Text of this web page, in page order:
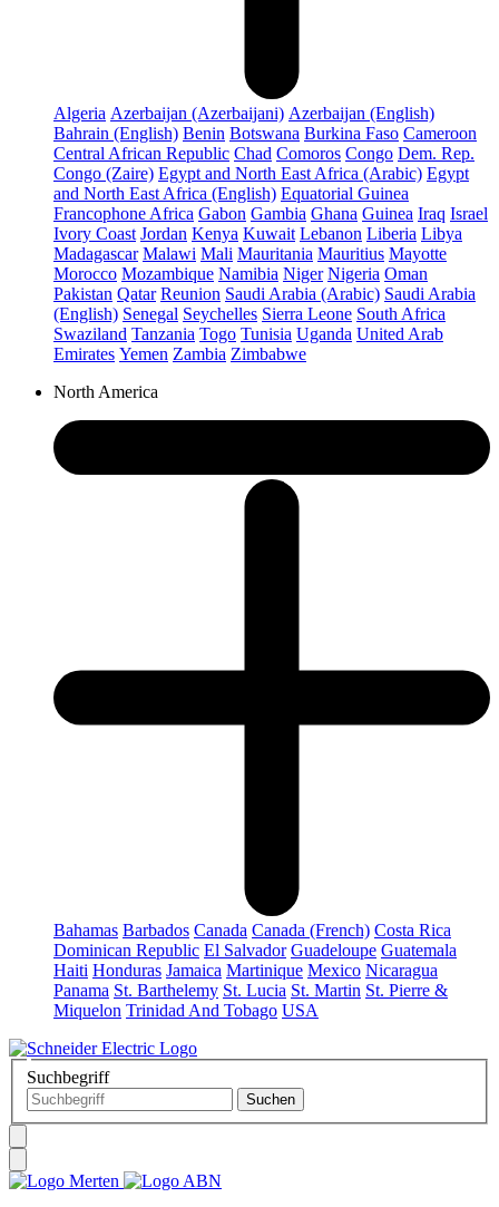
Algeria Azerbaijan (Azerbaijani) Azerbaijan (English)
Bahrain (English) Benin Botswana Burkina Faso Cameroon
Central African Republic Chad Comoros Congo Dem. Rep.
Congo (Zaire) Egypt and North East Africa (Arabic) Egypt
and North East Africa (English) Equatorial Guinea
Francophone Africa Gabon Gambia Ghana Guinea Iraq Israel
Ivory Coast Jordan Kenya Kuwait Lebanon Liberia Libya
Madagascar Malawi Mali Mauritania Mauritius Mayotte
Morocco Mozambique Namibia Niger Nigeria Oman
Pakistan Qatar Reunion Saudi Arabia (Arabic) Saudi Arabia
(English) Senegal Seychelles Sierra Leone South Africa
Swaziland Tanzania Togo Tunisia Uganda United Arab
Emirates Yemen Zambia Zimbabwe
North America
Bahamas Barbados Canada Canada (French) Costa Rica
Dominican Republic El Salvador Guadeloupe Guatemala
Haiti Honduras Jamaica Martinique Mexico Nicaragua
Panama St. Barthelemy St. Lucia St. Martin St. Pierre &
Miquelon Trinidad And Tobago USA
Suchbegriff